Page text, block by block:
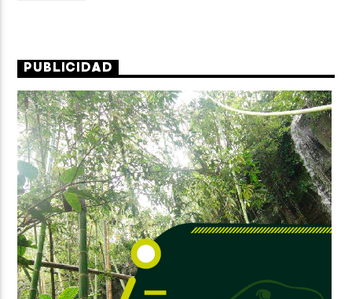
PUBLICIDAD